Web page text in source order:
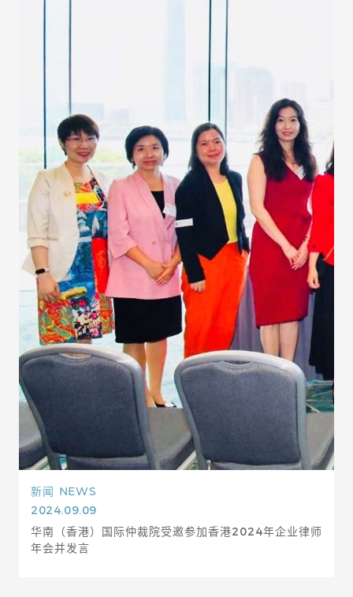
新闻 NEWS
2024.09.09
华南（香港）国际仲裁院受邀参加香港2024年企业律师
年会并发言